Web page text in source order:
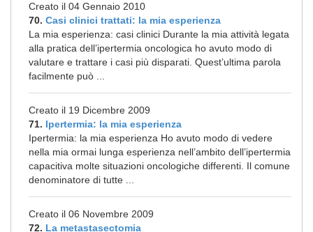
Creato il 04 Gennaio 2010
70. Casi clinici trattati: la mia esperienza
La mia esperienza: casi clinici Durante la mia attività legata
alla pratica dell’ipertermia oncologica ho avuto modo di
valutare e trattare i casi più disparati. Quest’ultima parola
facilmente può ...
Creato il 19 Dicembre 2009
71. Ipertermia: la mia esperienza
Ipertermia: la mia esperienza Ho avuto modo di vedere
nella mia ormai lunga esperienza nell’ambito dell’ipertermia
capacitiva molte situazioni oncologiche differenti. Il comune
denominatore di tutte ...
Creato il 06 Novembre 2009
72. La metastasectomia